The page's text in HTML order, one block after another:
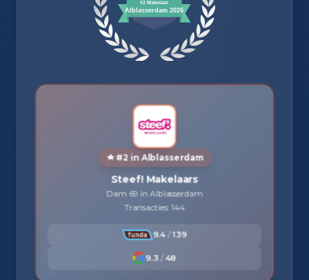
#2 in Alblasserdam
Steef! Makelaars
Dam 69 in Alblasserdam
Transacties: 144
9.4 / 139
9.3 / 48